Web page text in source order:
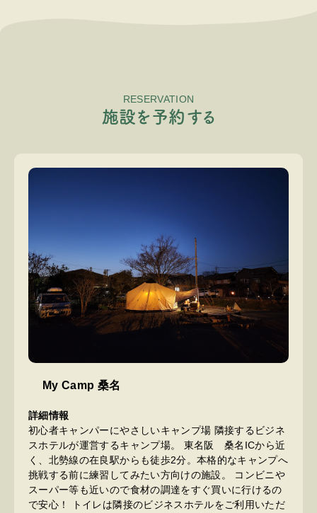
RESERVATION
施設を 予約 する
My Camp 桑名
詳細情報
初心者キャンパーにやさしいキャンプ場 隣接するビジネ
スホテルが運営するキャンプ場。 東名阪 桑名ICから近
く、北勢線の在良駅からも徒歩2分。本格的なキャンプへ
挑戦する前に練習してみたい方向けの施設。 コンビニや
スーパー等も近いので食材の調達をすぐ買いに行けるの
で安心！ トイレは隣接のビジネスホテルをご利用いただ